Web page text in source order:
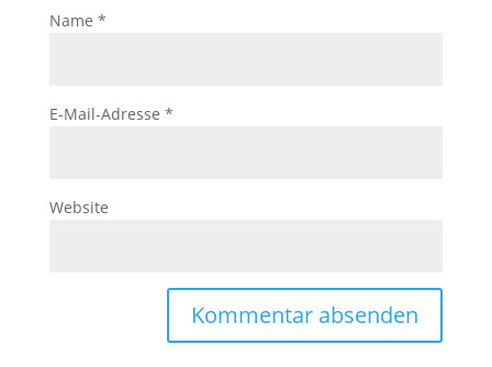
Name *
E-Mail-Adresse *
Website